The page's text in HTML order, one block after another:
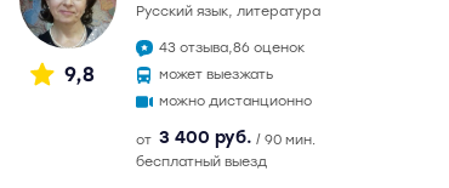
9,8
русский язык, литература
43 отзыва,86 оценок
может выезжать
можно дистанционно
от 3 400 руб. / 90 мин.
бесплатный выезд